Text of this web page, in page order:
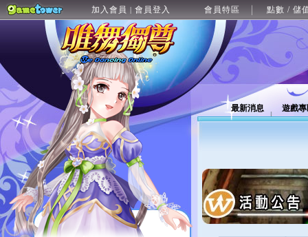
加入會員 | 會員登入 會員特區 點數 / 儲
最新消息 遊戲